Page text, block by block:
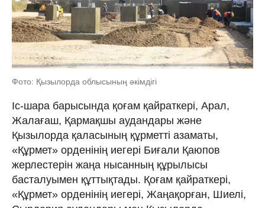
Фото: Қызылорда облысының әкімдігі
Іс-шара барысында қоғам қайраткері, Арал,
Жалағаш, Қармақшы аудандары және
Қызылорда қаласының құрметті азаматы,
«Құрмет» орденінің иегері Биғали Қаюпов
жерлестерін жаңа нысанның құрылысы
басталуымен құттықтады. Қоғам қайраткері,
«Құрмет» орденінің иегері, Жаңақорған, Шиелі,